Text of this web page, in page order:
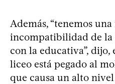
Además, “tenemos
incompatibilidad de
con la educativa”, dijo,
liceo está pegado al
que causa un alto